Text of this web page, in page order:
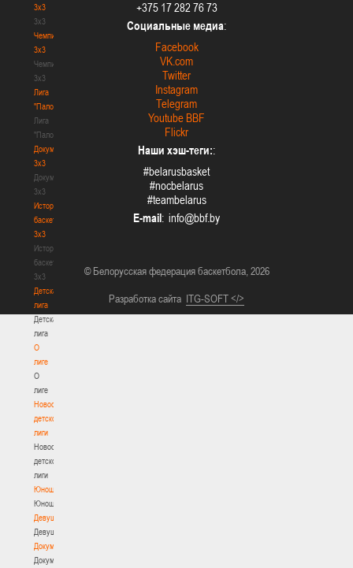
3x3
3x3
Чемпионат
3х3
Чемпионат
3х3
Лига
"Палова"
Лига
"Палова"
Документы
3х3
Документы
3х3
История
баскетбола
3х3
История
баскетбола
3х3
Детская
лига
Детская
лига
О
лиге
О
лиге
Новости
детской
лиги
Новости
детской
лиги
Юноши
Юноши
Девушки
Девушки
Документы
Документы
+375 17 282 76 73
Социальные медиа:
Facebook
VK.com
Twitter
Instagram
Telegram
Youtube BBF
Flickr
Наши хэш-теги::
#belarusbasket
#nocbelarus
#teambelarus
E-mail :
© Белорусская федерация баскетбола, 2026
Разработка сайта ITG-SOFT </>